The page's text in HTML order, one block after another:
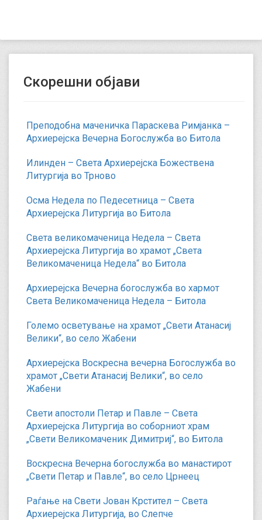
Скорешни објави
Преподобна маченичка Параскева Римјанка –
Архиерејска Вечерна Богослужба во Битола
Илинден – Света Архиерејска Божествена
Литургија во Трново
Осма Недела по Педесетница – Света
Архиерејска Литургија во Битола
Света великомаченица Недела – Света
Архиерејска Литургија во храмот „Света
Великомаченица Недела“ во Битола
Архиерејска Вечерна богослужба во хармот
Света Великомаченица Недела – Битола
Големо осветување на храмот „Свети Атанасиј
Велики“, во село Жабени
Архиерејска Воскресна вечерна Богослужба во
храмот „Свети Атанасиј Велики“, во село
Жабени
Свети апостоли Петар и Павле – Света
Архиерејска Литургија во соборниот храм
„Свети Великомаченик Димитриј“, во Битола
Воскресна Вечерна богослужба во манастирот
„Свети Петар и Павле“, во село Црнеец
Раѓање на Свети Јован Крстител – Света
Архиерејска Литургија, во Слепче